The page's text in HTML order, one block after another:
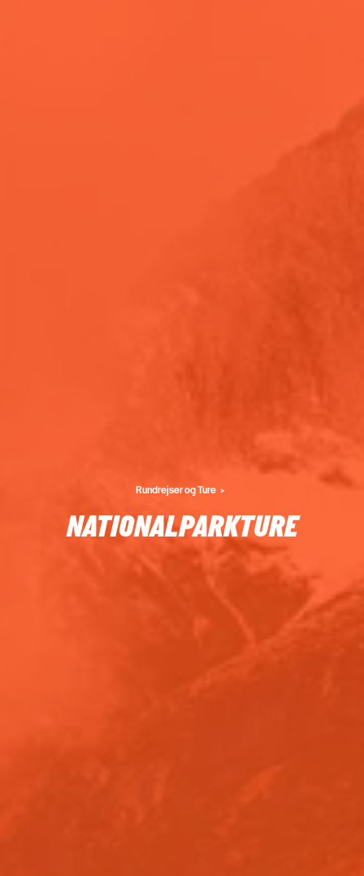
Rundrejser og Ture
NATIONALPARKTURE